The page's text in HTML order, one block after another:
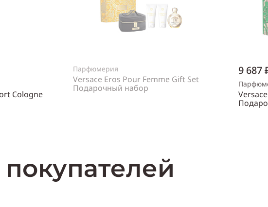
Cologne
Парфюмерия
Versace Eros Pour Femme Gift Set
Подарочный набор
9 687